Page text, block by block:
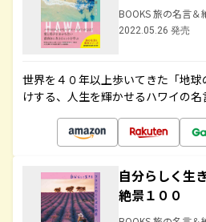
BOOKS 旅の名言＆
2022.05.26 発売
世界を４０年以上歩いてきた「地
けする、人生を輝かせるハワイの
自分らしく生
絶景１００